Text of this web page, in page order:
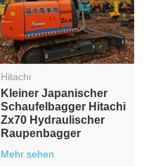
Hitachi
Kleiner Japanischer
Schaufelbagger Hitachi
Zx70 Hydraulischer
Raupenbagger
Mehr sehen